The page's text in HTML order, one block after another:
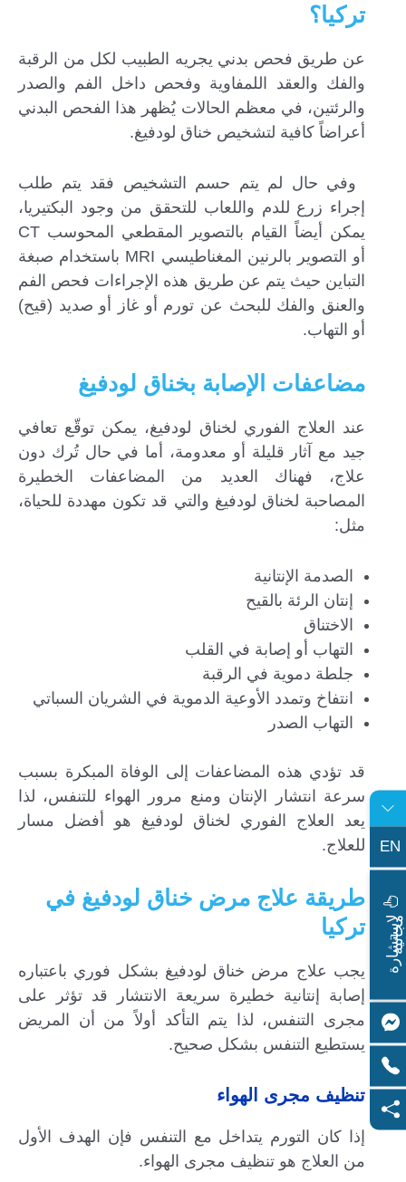
تركيا؟
عن طريق فحص بدني يجريه الطبيب لكل من الرقبة
والفك والعقد اللمفاوية وفحص داخل الفم والصدر
والرئتين، في معظم الحالات يُظهر هذا الفحص البدني
أعراضاً كافية لتشخيص خناق لودفيغ.
‌ وفي حال لم يتم حسم التشخيص فقد يتم طلب
إجراء زرع للدم واللعاب للتحقق من وجود البكتيريا،
يمكن أيضاً القيام بالتصوير المقطعي المحوسب CT
أو التصوير بالرنين المغناطيسي MRI باستخدام صبغة
التباين حيث يتم عن طريق هذه الإجراءات فحص الفم
والعنق والفك للبحث عن تورم أو غاز أو صديد (قيح)
أو التهاب.
مضاعفات الإصابة بخناق لودفيغ
عند العلاج الفوري لخناق لودفيغ، يمكن توقّع تعافي
جيد مع آثار قليلة أو معدومة، أما في حال تُرك دون
علاج، فهناك العديد من المضاعفات الخطيرة
المصاحبة لخناق لودفيغ والتي قد تكون مهددة للحياة،
مثل:
الصدمة الإنتانية
إنتان الرئة بالقيح
الاختناق
التهاب أو إصابة في القلب
جلطة دموية في الرقبة
انتفاخ وتمدد الأوعية الدموية في الشريان السباتي
التهاب الصدر
قد تؤدي هذه المضاعفات إلى الوفاة المبكرة بسبب
سرعة انتشار الإنتان ومنع مرور الهواء للتنفس، لذا
يعد العلاج الفوري لخناق لودفيغ هو أفضل مسار
للعلاج.
طريقة علاج مرض خناق لودفيغ في
تركيا
يجب علاج مرض خناق لودفيغ بشكل فوري باعتباره
إصابة إنتانية خطيرة سريعة الانتشار قد تؤثر على
مجرى التنفس، لذا يتم التأكد أولاً من أن المريض
يستطيع التنفس بشكل صحيح.
تنظيف مجرى الهواء
إذا كان التورم يتداخل مع التنفس فإن الهدف الأول
من العلاج هو تنظيف مجرى الهواء.
EN
ل
ا
س
ت
ش
ا
ر
ة
م
ج
ا
ن
ي
ة